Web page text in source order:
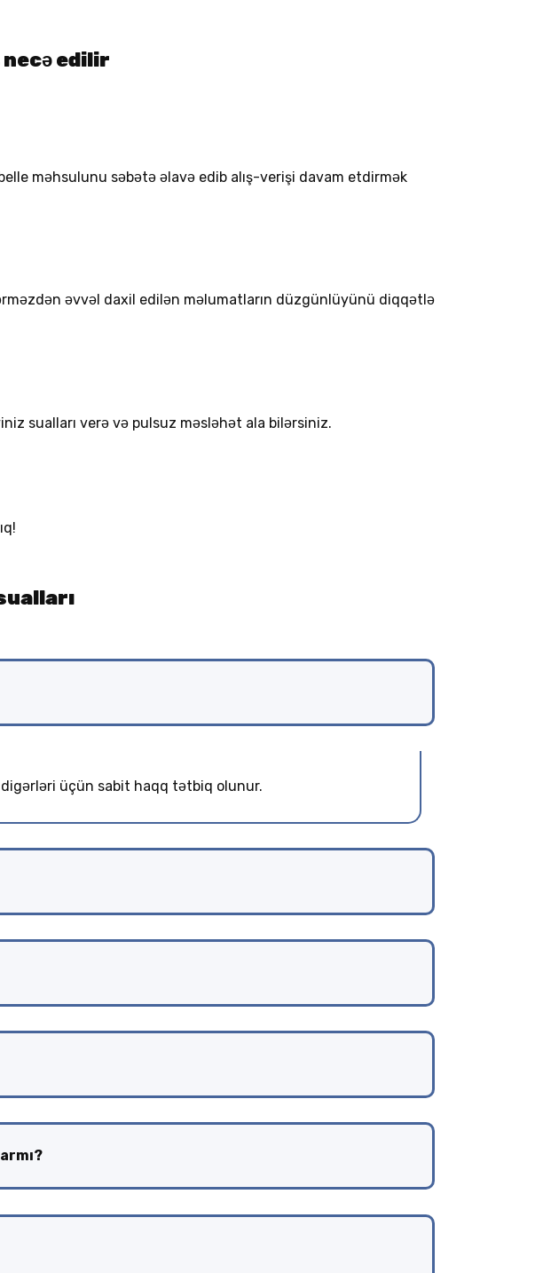
edilir
məhsulunu səbətə əlavə edib alış-verişi davam etdirmək
əvvəl daxil edilən məlumatların düzgünlüyünü diqqətlə
sualları verə və pulsuz məsləhət ala bilərsiniz.
üçün sabit haqq tətbiq olunur.